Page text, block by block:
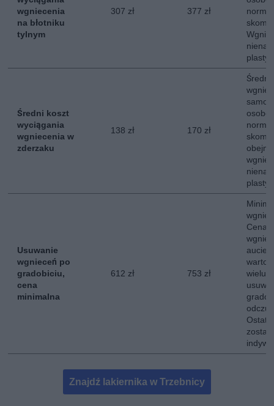
wgniecenia
na błotniku
tylnym
307 zł 377 zł
Średni koszt
wyciągania
wgniecenia w
zderzaku
138 zł 170 zł
Średni
Usuwanie
wgnieceń po
gradobiciu,
cena
minimalna
612 zł 753 zł
Cena
aucie
wielu
Znajdź lakiernika w Trzebnicy